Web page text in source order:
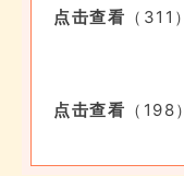
点击查看 （311）
点击查看 （198）